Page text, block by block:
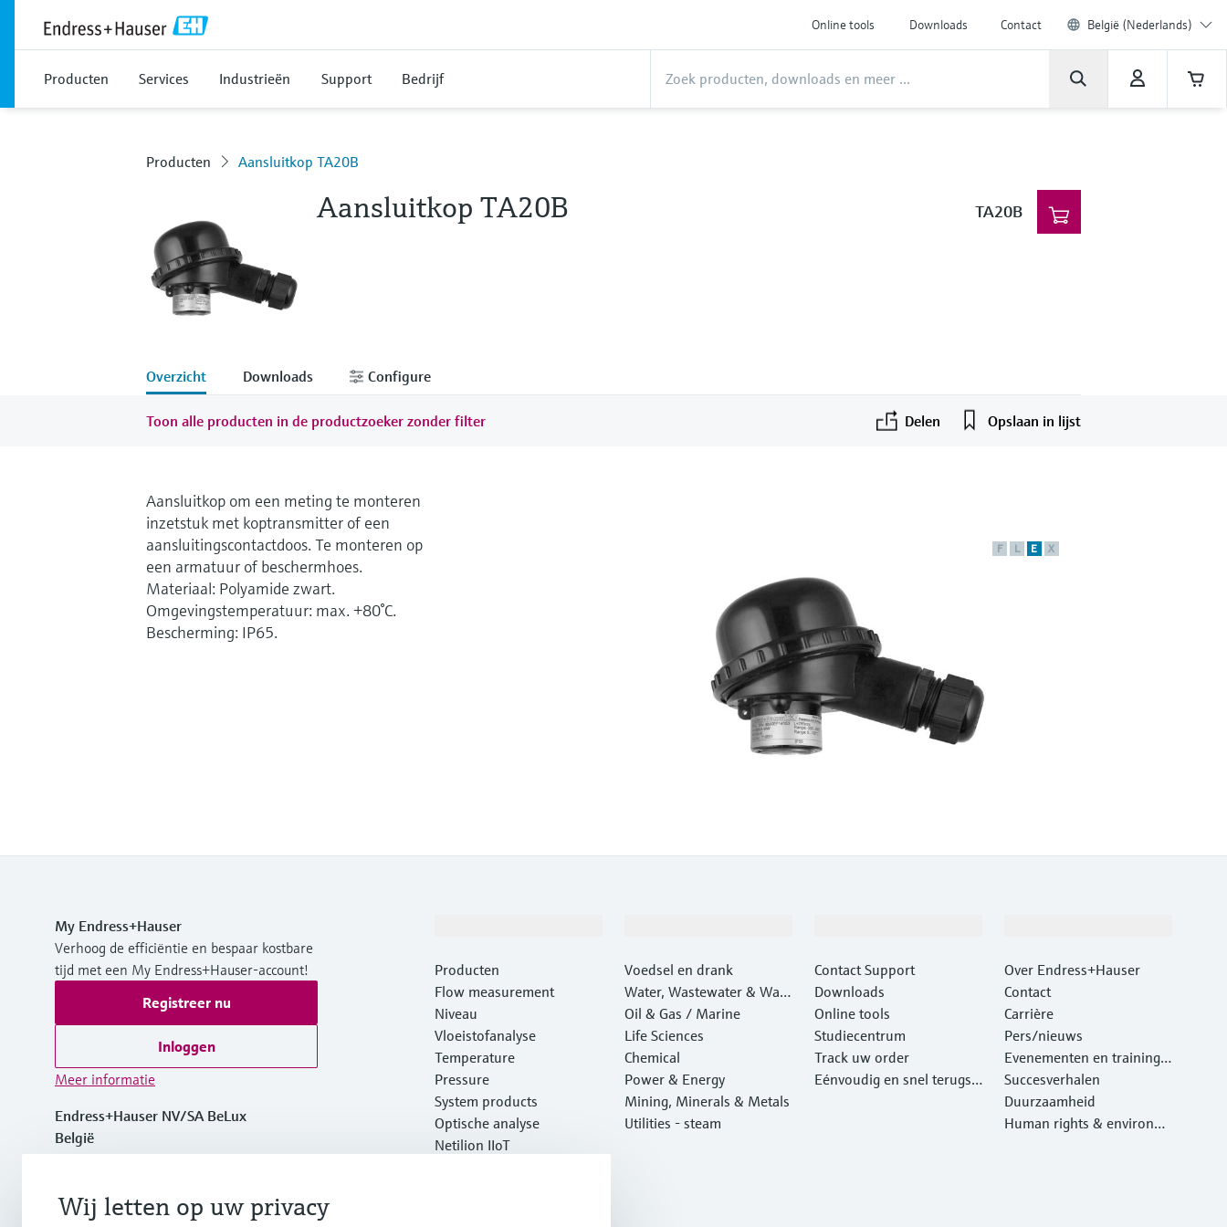
Online tools Downloads Contact België (Nederlands)
Producten Services Industrieën Support Bedrijf
Producten Aansluitkop TA20B
Aansluitkop TA20B TA20B
Overzicht Downloads Configure
Toon alle producten in de productzoeker zonder filter Delen Opslaan in lijst
F L E X
Aansluitkop om een meting te monteren
inzetstuk met koptransmitter of een
aansluitingscontactdoos. Te monteren op
een armatuur of beschermhoes.
Materiaal: Polyamide zwart.
Omgevingstemperatuur: max. +80°C.
Bescherming: IP65.
My Endress+Hauser
Verhoog de efficiëntie en bespaar kostbare
tijd met een My Endress+Hauser-account!
Registreer nu
Inloggen
Meer informatie
Endress+Hauser NV/SA BeLux
België
Producten
Flow measurement
Niveau
Vloeistofanalyse
Temperature
Pressure
System products
Optische analyse
Netilion IIoT
Voedsel en drank
Water, Wastewater & Wast
e
Oil & Gas / Marine
Life Sciences
Chemical
Power & Energy
Mining, Minerals & Metals
Utilities - steam
Contact Support
Downloads
Online tools
Studiecentrum
Track uw order
Eénvoudig en snel terugst
Over Endress+Hauser
Contact
Carrière
Pers/nieuws
Evenementen en traininge
n
Succesverhalen
Duurzaamheid
Human rights & environm
Wij letten op uw privacy